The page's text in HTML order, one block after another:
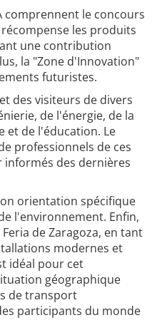
comprennent le concours
les produits
une contribution
la "Zone d'Innovation"
futuristes.
des visiteurs de divers
de l'énergie, de la
et de l'éducation. Le
professionnels de ces
informés des dernières
orientation spécifique
l'environnement. Enfin,
de Zaragoza, en tant
modernes et
idéal pour cet
géographique
de transport
participants du monde